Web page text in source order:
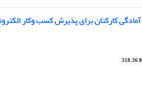
کارکنان برای پذیرش کسب وکار
318.36